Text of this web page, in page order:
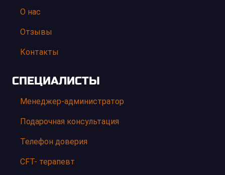
О нас
Отзывы
Контакты
СПЕЦИАЛИСТЫ
Менеджер-администратор
Подарочная консультация
Телефон доверия
CFT- терапевт